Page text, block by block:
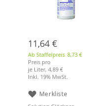
11,64 €
Ab Staffelpreis 8,73 €
Preis pro
je Liter, 4,89 €
Inkl. 19% MwSt.
Merkliste